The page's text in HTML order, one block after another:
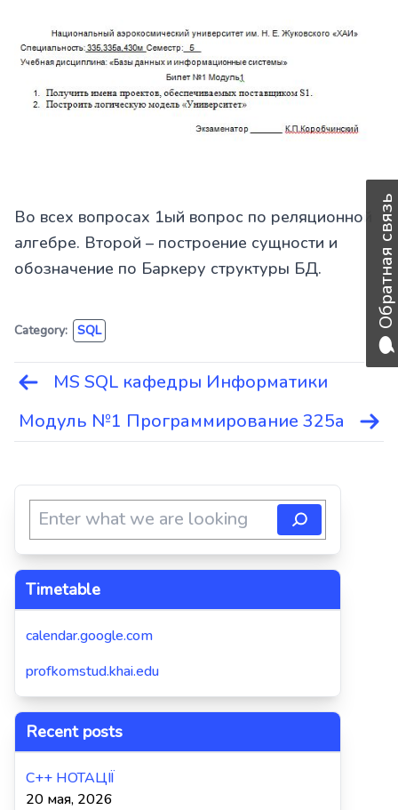
Во всех вопросах 1ый вопрос по реляционной
алгебре. Второй – построение сущности и
обозначение по Баркеру структуры БД.
Category: SQL
Навигация
записям
MS SQL кафедры Информатики
Модуль №1 Программирование 325а
Timetable
calendar.google.com
profkomstud.khai.edu
Recent posts
C++ НОТАЦІЇ
20 мая, 2026
Обратная связь